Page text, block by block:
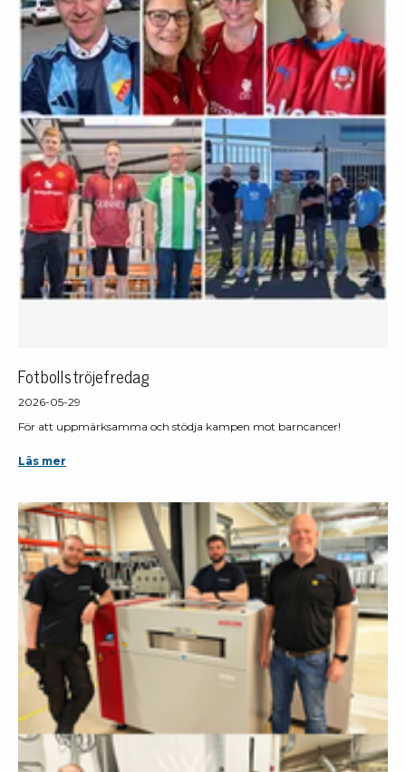
Fotbollströjefredag
2026-05-29
För att uppmärksamma och stödja kampen mot barncancer!
Läs mer